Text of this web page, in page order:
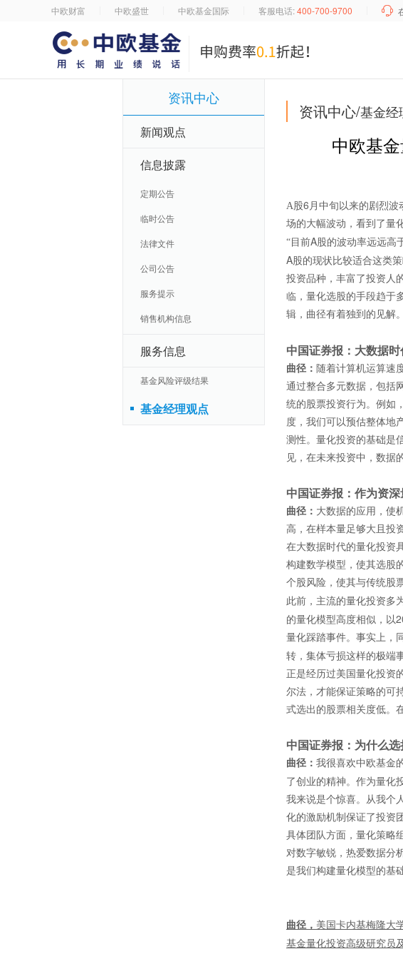
中欧财富 中欧盛世 中欧基金国际 客服电话:400-700-9700 
资讯中心
新闻观点
信息披露
定期公告
临时公告
法律文件
公司公告
服务提示
销售机构信息
服务信息
基金风险评级结果
基金经理观点
资讯中心/基金经
中欧基
A股6 月中旬以来的剧烈
场的大幅波动，看到了量
“目前A股的波动率远远高
A股的现状比较适合这类
投资品种，丰富了投资人
临，量化选股的手段趋于
辑，曲径有着独到的见解。
中国证券报：大数据
曲径： 随着计算机运算速
通过整合多元数据，包括
统的股票投资行为。例如
度，我们可以预估整体地
测性。量化投资的基础是
见，在未来投资中，数据
中国证券报：作为资
曲径： 大数据的应用，使
高，在样本量足够大且投
在大数据时代的量化投资
构建数学模型，使其选股
个股风险，使其与传统股
此前，主流的量化投资多
的量化模型高度相似，以
量化踩踏事件。事实上，
转，集体亏损这样的极端
正是经历过美国量化投资
尔法，才能保证策略的可
式选出的股票相关度低。
中国证券报：为什么
曲径： 我很喜欢中欧基金
了创业的精神。作为量化
我来说是个惊喜。从我个
化的激励机制保证了投资
具体团队方面，量化策略
对数字敏锐，热爱数据分
是我们构建量化模型的基础
曲径， 美国卡内基梅隆大
基金量化投资高级研究员